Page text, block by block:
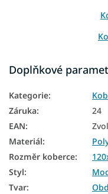
Doplňkové
Kategorie:
Záruka:
24
EAN:
Materiál:
Rozměr koberce:
Styl:
Tvar: